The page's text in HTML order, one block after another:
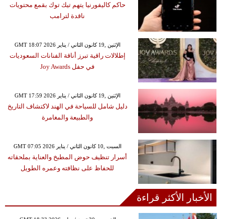
حاكم كاليفورنيا يتهم تيك توك بقمع محتويات
ناقدة لترامب
GMT 18:07 2026 الإثنين ,19 كانون الثاني / يناير
إطلالات راقية تبرز أناقة الفنانات السعوديات
في حفل Joy Awards
GMT 17:59 2026 الإثنين ,19 كانون الثاني / يناير
دليل شامل للسياحة في الهند لاكتشاف التاريخ
والطبيعة والمغامرة
GMT 07:05 2026 السبت ,10 كانون الثاني / يناير
أسرار تنظيف حوض المطبخ والعناية بملحقاته
للحفاظ على نظافته وعمره الطويل
الأخبار الأكثر قراءة